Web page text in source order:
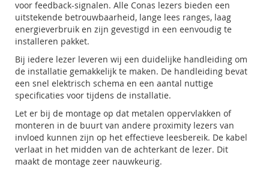
voor feedback-signalen. Alle Conas lezers bieden een
uitstekende betrouwbaarheid, lange lees ranges, laag
energieverbruik en zijn gevestigd in een eenvoudig te
installeren pakket.
Bij iedere lezer leveren wij een duidelijke handleiding om
de installatie gemakkelijk te maken. De handleiding bevat
een snel elektrisch schema en een aantal nuttige
specificaties voor tijdens de installatie.
Let er bij de montage op dat metalen oppervlakken of
monteren in de buurt van andere proximity lezers van
invloed kunnen zijn op het effectieve leesbereik. De kabel
verlaat in het midden van de achterkant de lezer. Dit
maakt de montage zeer nauwkeurig.